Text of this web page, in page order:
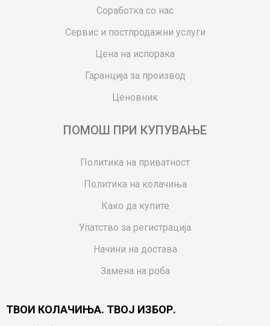
Соработка со нас
Сервис и постпродажни услуги
Цена на испорака
Гаранција за производ
Ценовник
ПОМОШ ПРИ КУПУВАЊЕ
Политика на приватност
Политика на колачиња
Како да купите
Упатство за регистрација
Начини на достава
Замена на роба
Ваучери
ТВОИ КОЛАЧИЊА. ТВОЈ ИЗБОР.